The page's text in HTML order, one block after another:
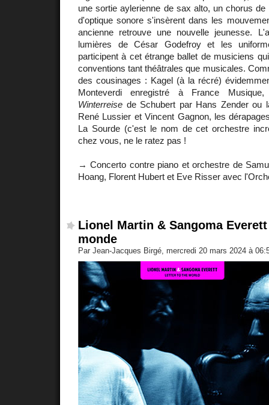
une sortie aylerienne de sax alto, un chorus
d'optique sonore s'insèrent dans les
ancienne retrouve une nouvelle jeunesse.
lumières de César Godefroy et les
participent à cet étrange ballet de musiciens
conventions tant théâtrales que musicales.
des cousinages : Kagel (à la récré)
Monteverdi enregistré à France
Winterreise de Schubert par Hans Zender ou
René Lussier et Vincent Gagnon, les
La Sourde (c'est le nom de cet orchestre
chez vous, ne le ratez pas !
→ Concerto contre piano et orchestre de
Hoang, Florent Hubert et Eve Risser avec
Lionel Martin & Sangoma
monde
Par Jean-Jacques Birgé, mercredi 20 mars 2024 à